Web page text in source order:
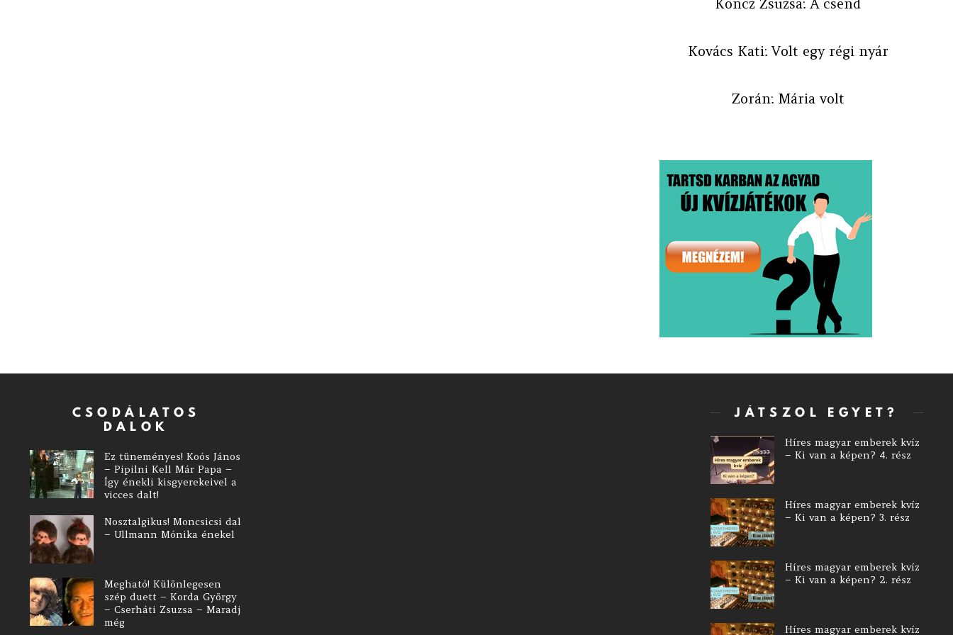
Kovács Kati: Volt egy régi nyár
Zorán: Mária volt
CSODÁLATOS
DALOK
Ez tüneményes! Koós János
– Pipilni Kell Már Papa –
Így énekli kisgyerekeivel a
vicces dalt!
Nosztalgikus! Moncsicsi dal
– Ullmann Mónika énekel
Megható! Különlegesen
szép duett – Korda György
– Cserháti Zsuzsa – Maradj
még
JÁTSZOL EGYET?
Híres magyar emberek kvíz
– Ki van a képen? 4. rész
Híres magyar emberek kvíz
– Ki van a képen? 3. rész
Híres magyar emberek kvíz
– Ki van a képen? 2. rész
Híres magyar emberek kvíz